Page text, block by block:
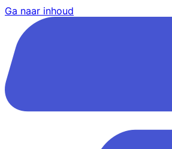
Ga naar inhoud